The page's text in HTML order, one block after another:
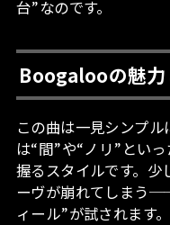
台”なのです。
Boogalooの魅力
この曲は一見シンプ
は“間”や“ノリ”とい
握るスタイルです。少
ーヴが崩れてしまう
ィール”が試されます。